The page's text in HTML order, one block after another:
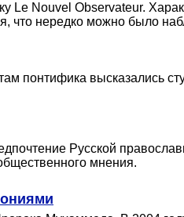
Nouvel Observateur.
что нередко можно было
понтифика высказались
Русской
мнения.